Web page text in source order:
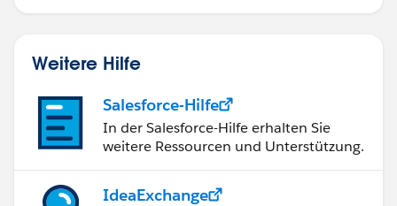
Weitere Hilfe
Salesforce-Hilfe
In der Salesforce-Hilfe erhalten Sie
weitere Ressourcen und Unterstützung.
IdeaExchange